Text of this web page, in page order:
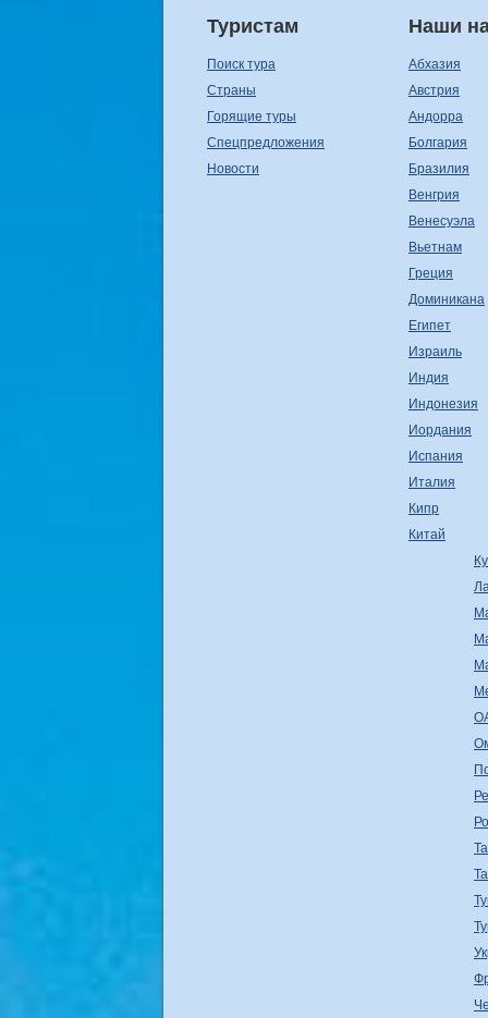
Туристам
Поиск тура
Страны
Горящие туры
Спецпредложения
Новости
Наши
Абхазия
Австрия
Андорра
Болгария
Бразилия
Венгрия
Венесуэла
Вьетнам
Греция
Доминикана
Египет
Израиль
Индия
Индонезия
Иордания
Испания
Италия
Кипр
Китай